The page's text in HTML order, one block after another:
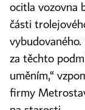
ocitla vozovna
části
vybudovaného.
za těchto
uměním,“
firmy